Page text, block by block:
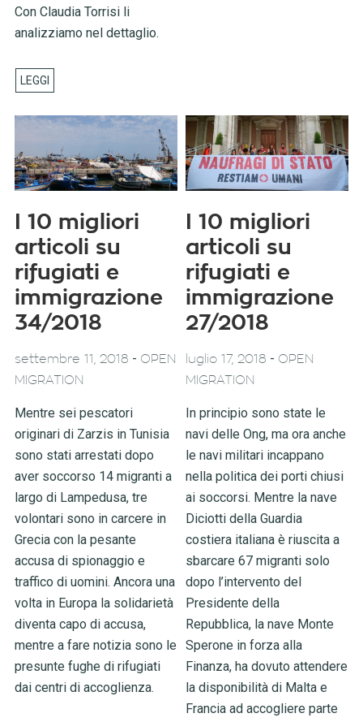
Con Claudia Torrisi li
analizziamo nel dettaglio.
I 10 migliori
articoli su
rifugiati e
immigrazione
34/2018
settembre 11, 2018 - OPEN
MIGRATION
Mentre sei pescatori
originari di Zarzis in Tunisia
sono stati arrestati dopo
aver soccorso 14 migranti a
largo di Lampedusa, tre
volontari sono in carcere in
Grecia con la pesante
accusa di spionaggio e
traffico di uomini. Ancora una
volta in Europa la solidarietà
diventa capo di accusa,
mentre a fare notizia sono le
presunte fughe di rifugiati
dai centri di accoglienza.
I 10 migliori
articoli su
rifugiati e
immigrazione
27/2018
luglio 17, 2018 - OPEN
MIGRATION
In principio sono state le
navi delle Ong, ma ora anche
le navi militari incappano
nella politica dei porti chiusi
ai soccorsi. Mentre la nave
Diciotti della Guardia
costiera italiana è riuscita a
sbarcare 67 migranti solo
dopo l’intervento del
Presidente della
Repubblica, la nave Monte
Sperone in forza alla
Finanza, ha dovuto attendere
la disponibilità di Malta e
Francia ad accogliere parte